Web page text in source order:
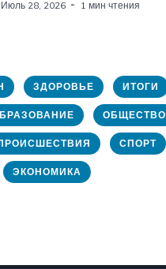
Июль 28, 2026 1 мин чтения
ЗДОРОВЬЕ ИТОГИ
ОБЩЕСТВО
СПОРТ
ЭКОНОМИКА